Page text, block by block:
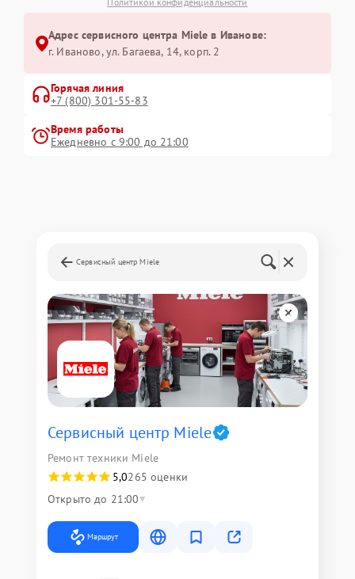
Адрес сервисного центра Miele в Иванове:
г. Иваново, ул. Багаева, 14, корп. 2
Горячая линия
+7 (800) 301-55-83
Время работы
Ежедневно с 9:00 до 21:00
Сервисный центр Miele
Сервисный центр Miele
Ремонт техники Miele
5,0265 оценки
Открыто до 21:00
Маршрут